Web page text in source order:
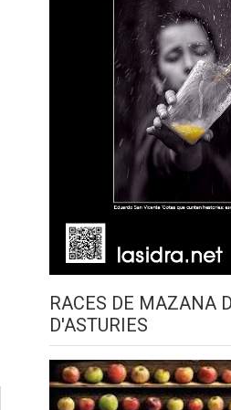
RACES DE MAZANA
D'ASTURIES